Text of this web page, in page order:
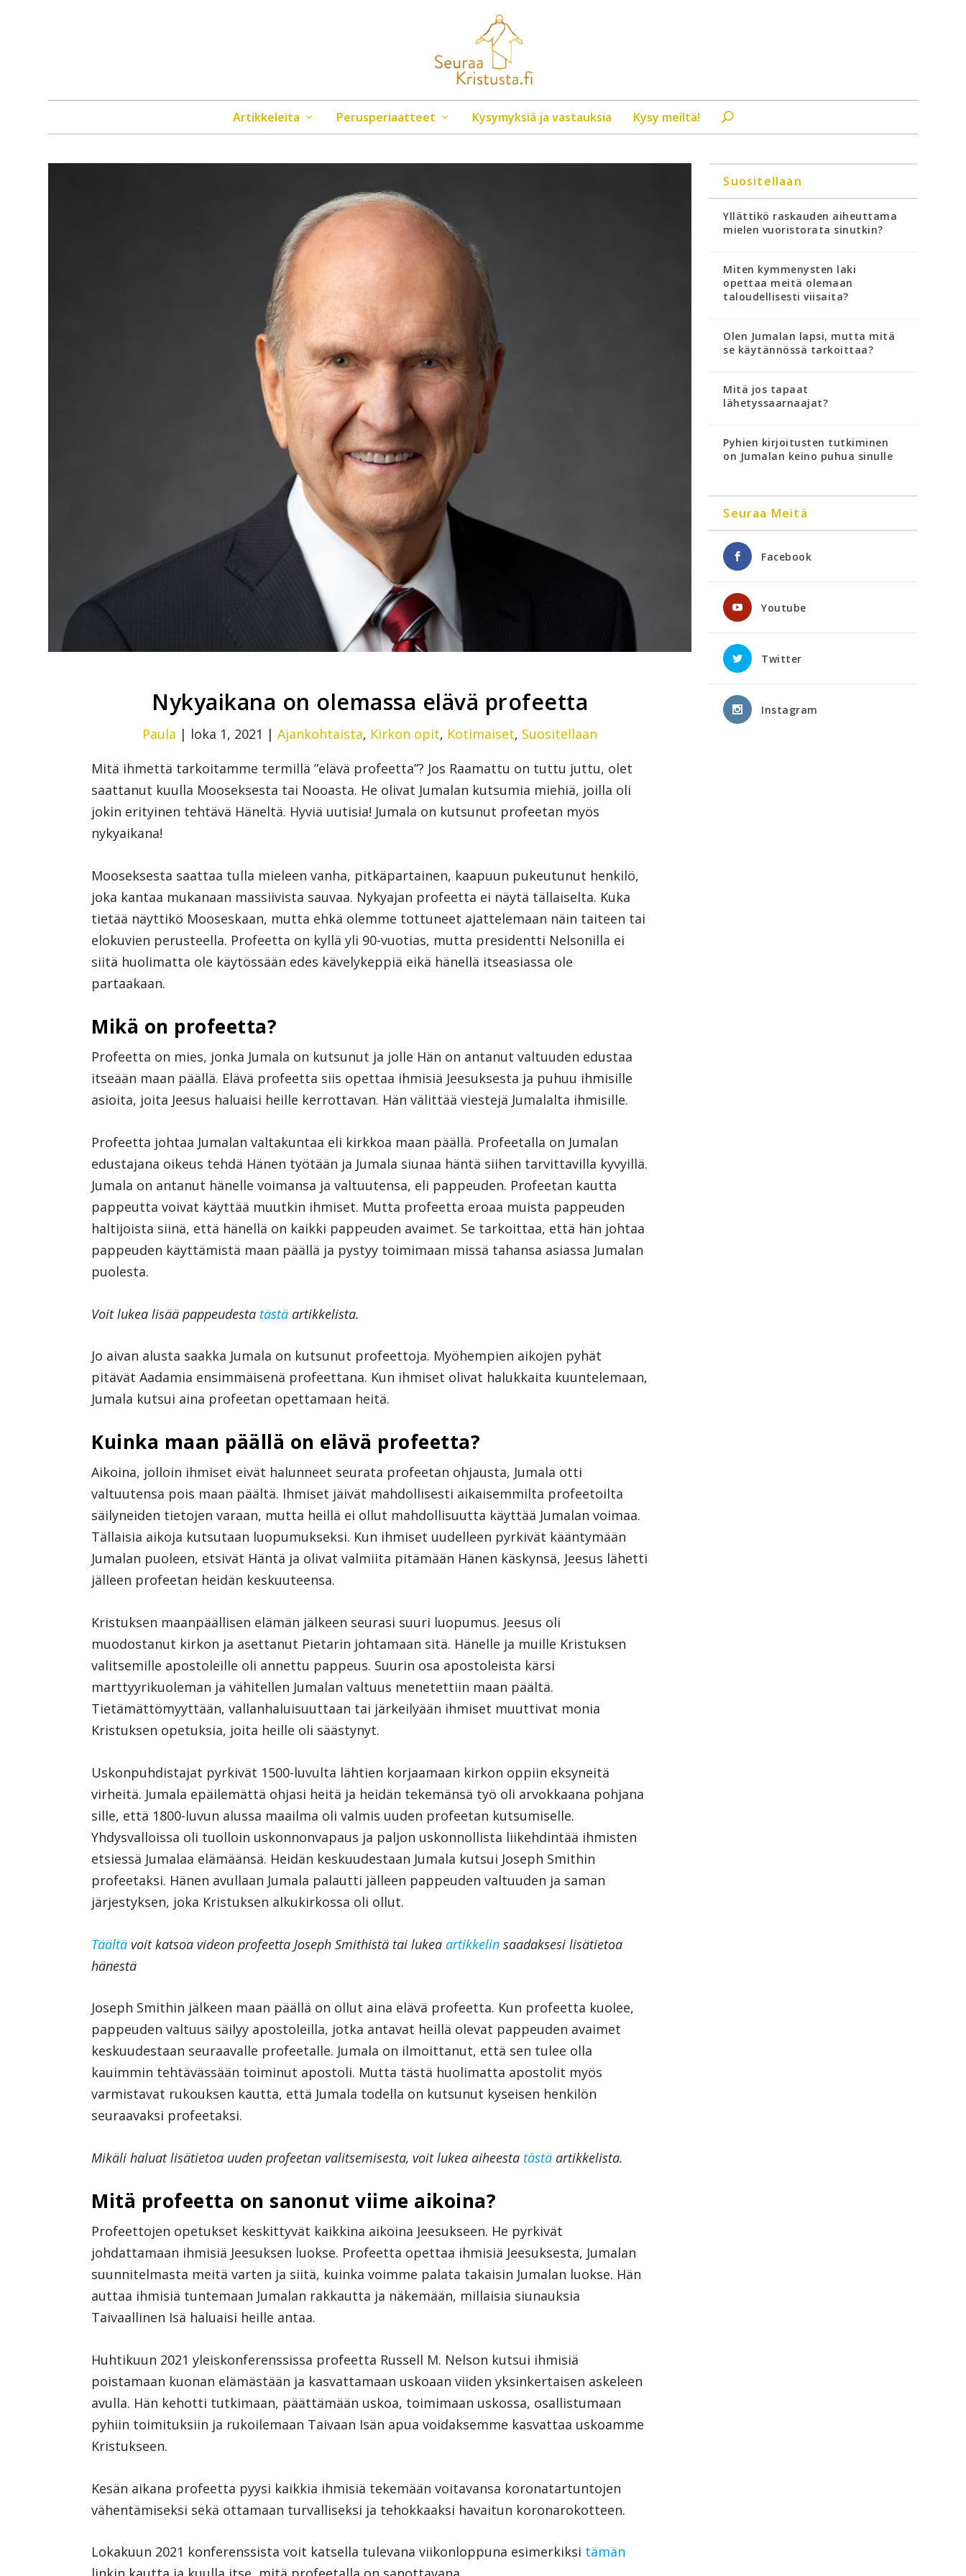
Artikkeleita Perusperiaatteet Kysymyksiä ja vastauksia Kysy meiltä!
Nykyaikana on olemassa elävä profeetta
Paula | loka 1, 2021 |Ajankohtaista, Kirkon opit, Kotimaiset, Suositellaan
Mitä ihmettä tarkoitamme termillä ”elävä profeetta”? Jos Raamattu on tuttu juttu, olet
saattanut kuulla Mooseksesta tai Nooasta. He olivat Jumalan kutsumia miehiä, joilla oli
jokin erityinen tehtävä Häneltä. Hyviä uutisia! Jumala on kutsunut profeetan myös
nykyaikana!
Mooseksesta saattaa tulla mieleen vanha, pitkäpartainen, kaapuun pukeutunut henkilö,
joka kantaa mukanaan massiivista sauvaa. Nykyajan profeetta ei näytä tällaiselta. Kuka
tietää näyttikö Mooseskaan, mutta ehkä olemme tottuneet ajattelemaan näin taiteen tai
elokuvien perusteella. Profeetta on kyllä yli 90-vuotias, mutta presidentti Nelsonilla ei
siitä huolimatta ole käytössään edes kävelykeppiä eikä hänellä itseasiassa ole
partaakaan.
Mikä on profeetta?
Profeetta on mies, jonka Jumala on kutsunut ja jolle Hän on antanut valtuuden edustaa
itseään maan päällä. Elävä profeetta siis opettaa ihmisiä Jeesuksesta ja puhuu ihmisille
asioita, joita Jeesus haluaisi heille kerrottavan. Hän välittää viestejä Jumalalta ihmisille.
Profeetta johtaa Jumalan valtakuntaa eli kirkkoa maan päällä. Profeetalla on Jumalan
edustajana oikeus tehdä Hänen työtään ja Jumala siunaa häntä siihen tarvittavilla kyvyillä.
Jumala on antanut hänelle voimansa ja valtuutensa, eli pappeuden. Profeetan kautta
pappeutta voivat käyttää muutkin ihmiset. Mutta profeetta eroaa muista pappeuden
haltijoista siinä, että hänellä on kaikki pappeuden avaimet. Se tarkoittaa, että hän johtaa
pappeuden käyttämistä maan päällä ja pystyy toimimaan missä tahansa asiassa Jumalan
puolesta.
Voit lukea lisää pappeudesta tästä artikkelista.
Jo aivan alusta saakka Jumala on kutsunut profeettoja. Myöhempien aikojen pyhät
pitävät Aadamia ensimmäisenä profeettana. Kun ihmiset olivat halukkaita kuuntelemaan,
Jumala kutsui aina profeetan opettamaan heitä.
Kuinka maan päällä on elävä profeetta?
Aikoina, jolloin ihmiset eivät halunneet seurata profeetan ohjausta, Jumala otti
valtuutensa pois maan päältä. Ihmiset jäivät mahdollisesti aikaisemmilta profeetoilta
säilyneiden tietojen varaan, mutta heillä ei ollut mahdollisuutta käyttää Jumalan voimaa.
Tällaisia aikoja kutsutaan luopumukseksi. Kun ihmiset uudelleen pyrkivät kääntymään
Jumalan puoleen, etsivät Häntä ja olivat valmiita pitämään Hänen käskynsä, Jeesus lähetti
jälleen profeetan heidän keskuuteensa.
Kristuksen maanpäällisen elämän jälkeen seurasi suuri luopumus. Jeesus oli
muodostanut kirkon ja asettanut Pietarin johtamaan sitä. Hänelle ja muille Kristuksen
valitsemille apostoleille oli annettu pappeus. Suurin osa apostoleista kärsi
marttyyrikuoleman ja vähitellen Jumalan valtuus menetettiin maan päältä.
Tietämättömyyttään, vallanhaluisuuttaan tai järkeilyään ihmiset muuttivat monia
Kristuksen opetuksia, joita heille oli säästynyt.
Uskonpuhdistajat pyrkivät 1500-luvulta lähtien korjaamaan kirkon oppiin eksyneitä
virheitä. Jumala epäilemättä ohjasi heitä ja heidän tekemänsä työ oli arvokkaana pohjana
sille, että 1800-luvun alussa maailma oli valmis uuden profeetan kutsumiselle.
Yhdysvalloissa oli tuolloin uskonnonvapaus ja paljon uskonnollista liikehdintää ihmisten
etsiessä Jumalaa elämäänsä. Heidän keskuudestaan Jumala kutsui Joseph Smithin
profeetaksi. Hänen avullaan Jumala palautti jälleen pappeuden valtuuden ja saman
järjestyksen, joka Kristuksen alkukirkossa oli ollut.
Täältä voit katsoa videon profeetta Joseph Smithistä tai lukeaartikkelin saadaksesi lisätietoa
hänestä
Joseph Smithin jälkeen maan päällä on ollut aina elävä profeetta. Kun profeetta kuolee,
pappeuden valtuus säilyy apostoleilla, jotka antavat heillä olevat pappeuden avaimet
keskuudestaan seuraavalle profeetalle. Jumala on ilmoittanut, että sen tulee olla
kauimmin tehtävässään toiminut apostoli. Mutta tästä huolimatta apostolit myös
varmistavat rukouksen kautta, että Jumala todella on kutsunut kyseisen henkilön
seuraavaksi profeetaksi.
Mikäli haluat lisätietoa uuden profeetan valitsemisesta, voit lukea aiheesta tästä artikkelista.
Mitä profeetta on sanonut viime aikoina?
Profeettojen opetukset keskittyvät kaikkina aikoina Jeesukseen. He pyrkivät
johdattamaan ihmisiä Jeesuksen luokse. Profeetta opettaa ihmisiä Jeesuksesta, Jumalan
suunnitelmasta meitä varten ja siitä, kuinka voimme palata takaisin Jumalan luokse. Hän
auttaa ihmisiä tuntemaan Jumalan rakkautta ja näkemään, millaisia siunauksia
Taivaallinen Isä haluaisi heille antaa.
Huhtikuun 2021 yleiskonferenssissa profeetta Russell M. Nelson kutsui ihmisiä
poistamaan kuonan elämästään ja kasvattamaan uskoaan viiden yksinkertaisen askeleen
avulla. Hän kehotti tutkimaan, päättämään uskoa, toimimaan uskossa, osallistumaan
pyhiin toimituksiin ja rukoilemaan Taivaan Isän apua voidaksemme kasvattaa uskoamme
Kristukseen.
Kesän aikana profeetta pyysi kaikkia ihmisiä tekemään voitavansa koronatartuntojen
vähentämiseksi sekä ottamaan turvalliseksi ja tehokkaaksi havaitun koronarokotteen.
Lokakuun 2021 konferenssista voit katsella tulevana viikonloppuna esimerkiksi tämän
Suositellaan
Yllättikö raskauden aiheuttama
mielen vuoristorata sinutkin?
Miten kymmenysten laki
opettaa meitä olemaan
taloudellisesti viisaita?
Olen Jumalan lapsi, mutta mitä
se käytännössä tarkoittaa?
Mitä jos tapaat
lähetyssaarnaajat?
Pyhien kirjoitusten tutkiminen
on Jumalan keino puhua sinulle
Seuraa Meitä
Facebook
Youtube
Twitter
Instagram